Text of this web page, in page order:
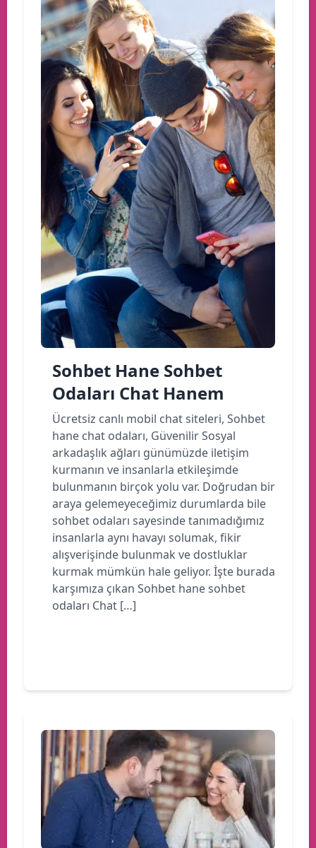
Sohbet Hane Sohbet
Odaları Chat Hanem
Ücretsiz canlı mobil chat siteleri, Sohbet
hane chat odaları, Güvenilir Sosyal
arkadaşlık ağları günümüzde iletişim
kurmanın ve insanlarla etkileşimde
bulunmanın birçok yolu var. Doğrudan bir
araya gelemeyeceğimiz durumlarda bile
sohbet odaları sayesinde tanımadığımız
insanlarla aynı havayı solumak, fikir
alışverişinde bulunmak ve dostluklar
kurmak mümkün hale geliyor. İşte burada
karşımıza çıkan Sohbet hane sohbet
odaları Chat […]